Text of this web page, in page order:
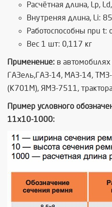
Расчётная длина, Lp,
Внутреняя длина, Li:
Работоспособны при t:
Вес 1 шт: 0,117 кг
Применение: в
ГАЗель,ГАЗ-14, МАЗ-14,
(К701М), ЯМЗ-7511,
Пример условного
11х10-1000: